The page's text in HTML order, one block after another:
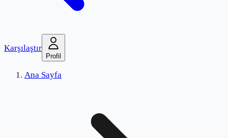
Karşılaştır
Profil
Ana Sayfa